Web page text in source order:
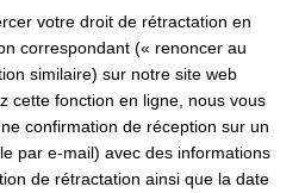
votre droit de rétractation en
correspondant (« renoncer au
similaire) sur notre site web
cette fonction en ligne, nous vous
confirmation de réception sur un
par e-mail) avec des informations
de rétractation ainsi que la date